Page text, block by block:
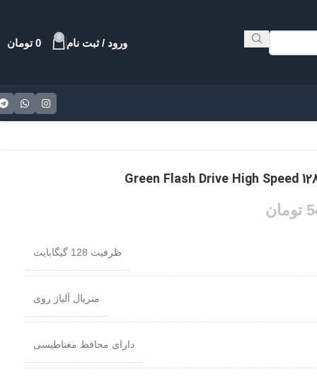
ورود / ثبت نام 0
0 تومان
تومان
ظرفیت 128 گیگابایت
متریال آلیاژ روی
دارای محافظ مغناطیسی